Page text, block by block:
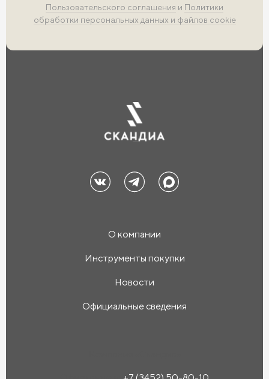
Пользовательского соглашения и Политики
обработки персональных данных и файлов cookie
О компании
Инструменты покупки
Новости
Официальные сведения